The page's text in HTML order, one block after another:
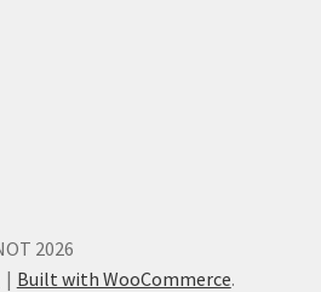
2026
Built with WooCommerce.